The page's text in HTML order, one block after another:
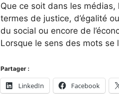
Que ce soit dans les
termes de justice, d’égalité
du social ou encore de
Lorsque le sens des mots
Partager :
LinkedIn Facebook